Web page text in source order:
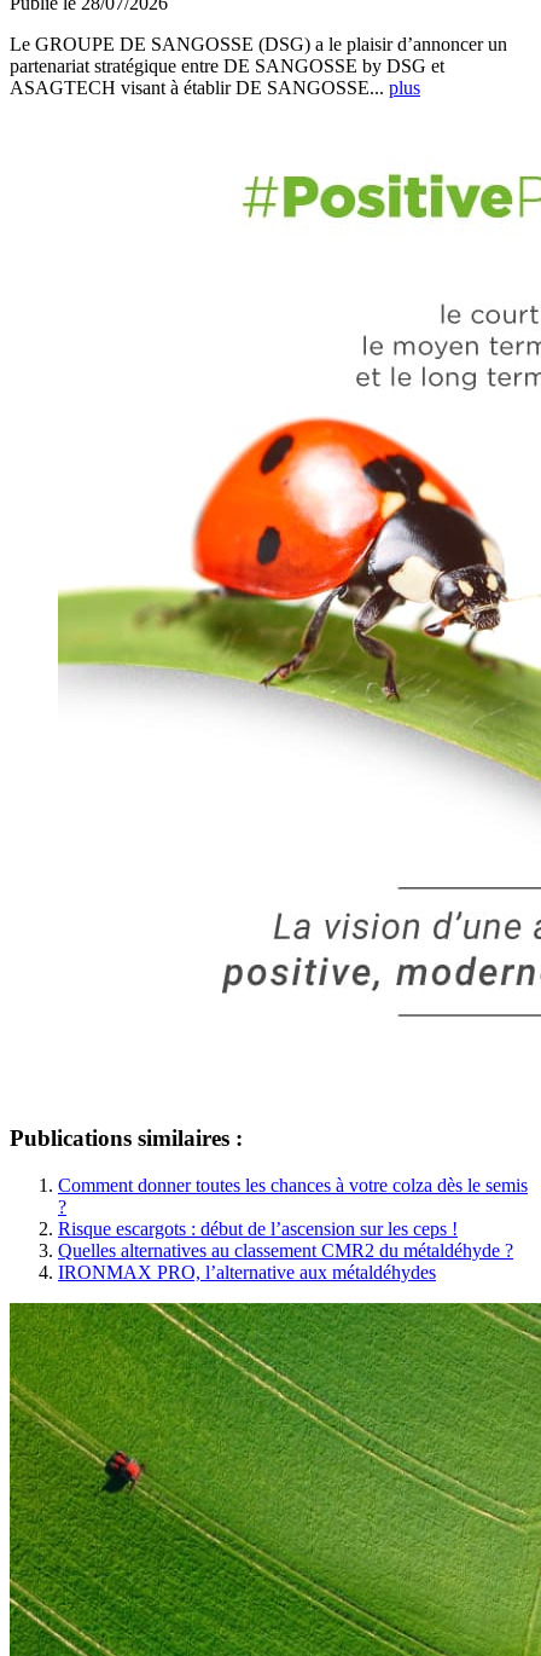
Le GROUPE DE SANGOSSE (DSG) a le plaisir d’annoncer un
partenariat stratégique entre DE SANGOSSE by DSG et
ASAGTECH visant à établir DE SANGOSSE... plus
Publications similaires :
Comment donner toutes les chances à votre colza dès le semis
?
Risque escargots : début de l’ascension sur les ceps !
Quelles alternatives au classement CMR2 du métaldéhyde ?
IRONMAX PRO, l’alternative aux métaldéhydes